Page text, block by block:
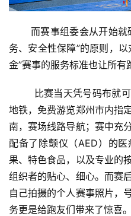
而赛事组委会从开始就
务、安全性保障”的原则，
金”赛事的服务标准也让所有
比赛当天凭号码布就可
地铁，免费游览郑州市内指
南，赛场线路导航；赛中充
配备了除颤仪（AED）的
果、特色食品，以及专业的
组织者的贴心、细心。而赛
自己拍摄的个人赛事照片，
务更是给跑友们带来了惊喜。